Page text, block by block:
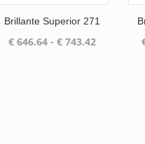
Brillante Superior 271
€646.64 - €743.42